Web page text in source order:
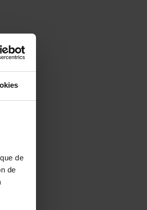
de
de